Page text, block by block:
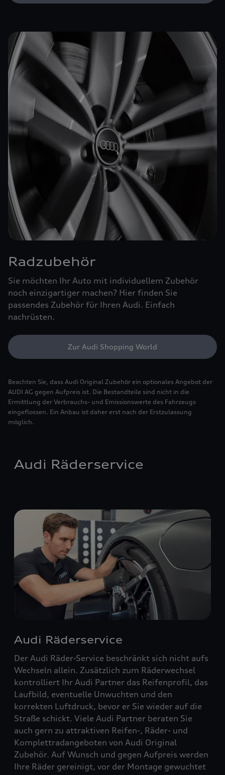
Radzubehör
Sie möchten Ihr Auto mit individuellem Zubehör
noch einzigartiger machen? Hier finden Sie
passendes Zubehör für Ihren Audi. Einfach
nachrüsten.
Zur Audi Shopping World
Beachten Sie, dass Audi Original Zubehör ein optionales Angebot der
AUDI AG gegen Aufpreis ist. Die Bestandteile sind nicht in die
Ermittlung der Verbrauchs- und Emissionswerte des Fahrzeugs
eingeflossen. Ein Anbau ist daher erst nach der Erstzulassung
möglich.
Audi Räderservice
Audi Räderservice
Der Audi Räder-Service beschränkt sich nicht aufs
Wechseln allein. Zusätzlich zum Räderwechsel
kontrolliert Ihr Audi Partner das Reifenprofil, das
Laufbild, eventuelle Unwuchten und den
korrekten Luftdruck, bevor er Sie wieder auf die
Straße schickt. Viele Audi Partner beraten Sie
auch gern zu attraktiven Reifen-, Räder- und
Komplettradangeboten von Audi Original
Zubehör. Auf Wunsch und gegen Aufpreis werden
Ihre Räder gereinigt, vor der Montage gewuchtet